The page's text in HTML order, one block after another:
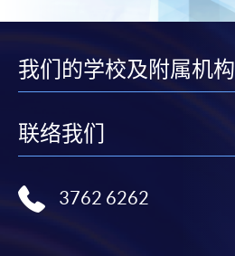
我们的学校及附属机构
联络我们
3762 6262